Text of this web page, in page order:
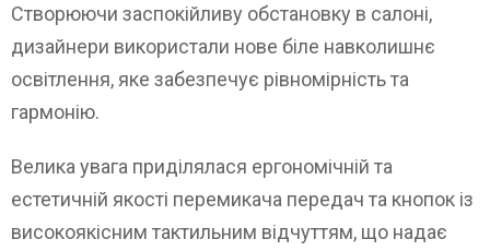
Створюючи заспокійливу обстановку в салоні,
дизайнери використали нове біле навколишнє
освітлення, яке забезпечує рівномірність та
гармонію.
Велика увага приділялася ергономічній та
естетичній якості перемикача передач та кнопок із
високоякісним тактильним відчуттям, що надає